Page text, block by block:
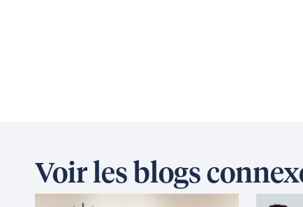
Voir les blogs